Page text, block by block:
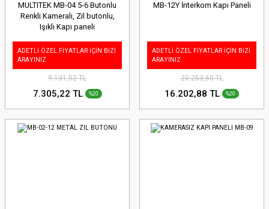
MULTITEK MB-04 5-6 Butonlu
Renkli Kameralı, Zil butonlu,
Işıklı Kapı paneli
ADETLİ ÖZEL FİYATLAR İÇİN BİZİ
ARAYINIZ
9.131,52 TL
7.305,22 TL %20
MB-12Y İnterkom Kapı Paneli
ADETLİ ÖZEL FİYATLAR İÇİN BİZİ
ARAYINIZ
20.253,60 TL
16.202,88 TL %20